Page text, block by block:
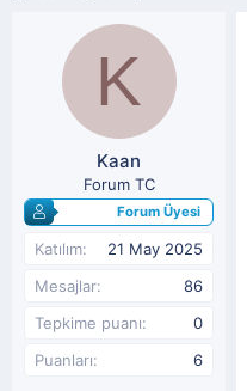
l
a
n
ş
ı
ç
t
a
r
K
Kaan
Forum TC
Forum Üyesi
Katılım
21 May 2025
Mesajlar
86
Tepkime puanı
0
Puanları
6